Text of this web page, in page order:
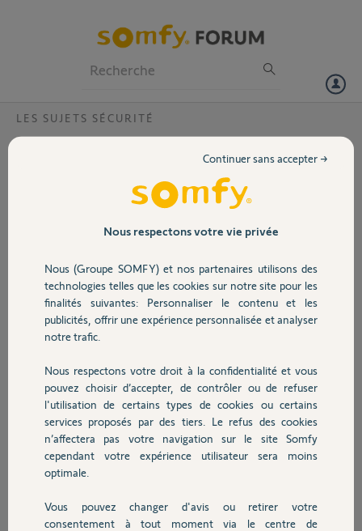
Volet
Sécurité
Domotique
Chauffage
Autres produits
Devis avec un pro
LES SUJETS SÉCURITÉ
Suite au décès de ma grand mère je viens de récupérer son système
d’alarme mais j’ai un problème avec le Link qui est toujours enregistré
sur son compte somfy. Je ne dispose malheureusement pas de son
Pouvez-vous le réinitialiser de votre côté pour que je puisse l’utiliser
avec mon compte somfy ?
Dans l’attente de votre retour.
Bien cordialement m,
Florian F.
il y a presque 2 ans
Participer au fil de discussion
Réponses
Nous respectons votre vie privée
Nous (Groupe SOMFY) et nos partenaires utilisons des
technologies telles que les cookies sur notre site pour les
finalités suivantes: Personnaliser le contenu et les
publicités, offrir une expérience personnalisée et analyser
notre trafic.
Nous respectons votre droit à la confidentialité et vous
pouvez choisir d’accepter, de contrôler ou de refuser
l'utilisation de certains types de cookies ou certains
services proposés par des tiers. Le refus des cookies
n’affectera pas votre navigation sur le site Somfy
cependant votre expérience utilisateur sera moins
optimale.
Vous pouvez changer d'avis ou retirer votre
consentement à tout moment via le centre de
Continuer sans accepter →